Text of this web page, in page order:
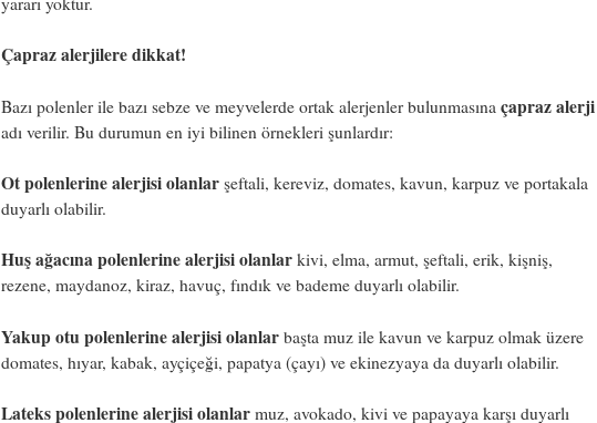
Çapraz alerjilere dikkat!
Bazı polenler ile bazı sebze ve meyvelerde ortak alerjenler bulunmasına çapraz alerji
adı verilir. Bu durumun en iyi bilinen örnekleri şunlardır:
Ot polenlerine alerjisiolanlar şeftali, kereviz, domates, kavun, karpuz ve portakala
duyarlı olabilir.
Huş ağacına polenlerine alerjisiolanlar kivi, elma, armut, şeftali, erik, kişniş,
rezene, maydanoz, kiraz, havuç, fındık ve bademe duyarlı olabilir.
Yakup otu polenlerine alerjisi olanlar başta muz ile kavun ve karpuz olmak üzere
domates, hıyar, kabak, ayçiçeği, papatya (çayı) ve ekinezyaya da duyarlı olabilir.
Lateks polenlerine alerjisi olanlar muz, avokado, kivi ve papayaya karşı duyarlı